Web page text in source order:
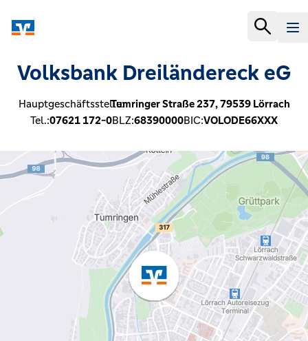
Volksbank Dreiländereck eG
Hauptgeschäftsstelle:Tumringer Straße 237,79539 Lörrach
Tel.:07621 172-0BLZ:68390000BIC:VOLODE66XXX